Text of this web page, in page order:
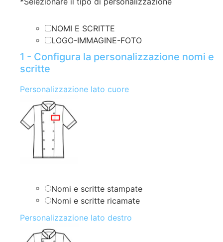
NOMI E SCRITTE
LOGO-IMMAGINE-FOTO
1 - Configura la personalizzazione nomi e
scritte
Personalizzazione lato cuore
Nomi e scritte stampate
Nomi e scritte ricamate
Personalizzazione lato destro